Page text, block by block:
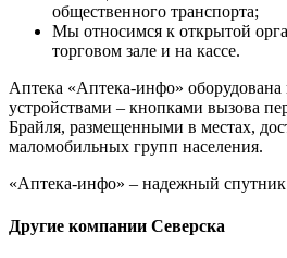
общественного транспорта;
Мы относимся к открытой
торговом зале и на кассе.
Аптека «Аптека-инфо»
устройствами – кнопками вызова
Брайля, размещенными в местах,
маломобильных групп населения.
«Аптека-инфо» – надежный
Другие компании Северска